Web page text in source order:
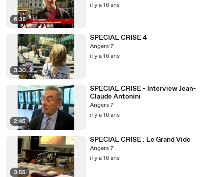
6:38
il y a 16 ans
3:30
SPECIAL CRISE 4
Angers 7
il y a 16 ans
2:45
SPECIAL CRISE - Interview Jean-
Claude Antonini
Angers 7
il y a 16 ans
3:55
SPECIAL CRISE : Le Grand Vide
Angers 7
il y a 16 ans